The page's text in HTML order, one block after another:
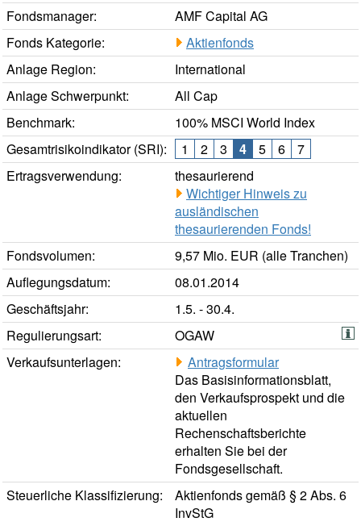
Fondsmanager:
AMF Capital AG
Fonds Kategorie:
Aktienfonds
Anlage Region:
International
Anlage Schwerpunkt:
All Cap
Benchmark:
100% MSCI World Index
Gesamtrisikoindikator (SRI):
1 2 3 4 5 6
7
Ertragsverwendung:
thesaurierend
Wichtiger Hinweis zu
ausländischen
thesaurierenden Fonds!
Fondsvolumen:
9,57 Mio. EUR (alle Tranchen)
Auflegungsdatum:
08.01.2014
Geschäftsjahr:
1.5. - 30.4.
Regulierungsart:
OGAW
Verkaufsunterlagen:
Antragsformular
Das Basisinformationsblatt,
den Verkaufsprospekt und die
aktuellen
Rechenschaftsberichte
erhalten Sie bei der
Fondsgesellschaft.
Steuerliche Klassifizierung:
Aktienfonds gemäß § 2 Abs. 6
InvStG